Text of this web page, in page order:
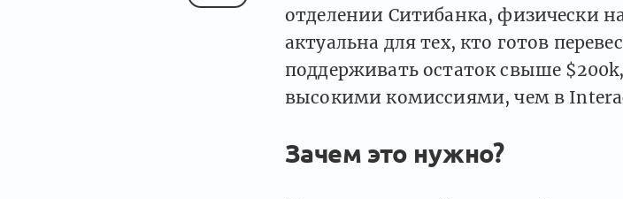
отделении Ситибанка, физически
актуальна для тех, кто готов
поддерживать остаток свыше
высокими комиссиями, чем в
Зачем это нужно?